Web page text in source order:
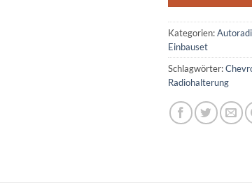
Kategorien:
Einbauset
Schlagwörter:
Radiohalterung